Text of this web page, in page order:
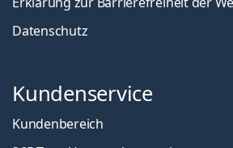
Datenschutz
Kundenservice
Kundenbereich